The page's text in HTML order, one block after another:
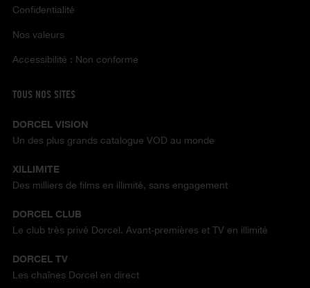
Confidentialité
Nos valeurs
Accessibilité : Non conforme
TOUS NOS SITES
DORCEL VISION
Un des plus grands catalogue VOD au monde
XILLIMITE
Des milliers de films en illimité, sans engagement
DORCEL CLUB
Le club très privé Dorcel. Avant-premières et TV en illimité
DORCEL TV
Les chaînes Dorcel en direct